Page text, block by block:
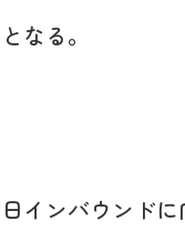
なる。
インバウンド